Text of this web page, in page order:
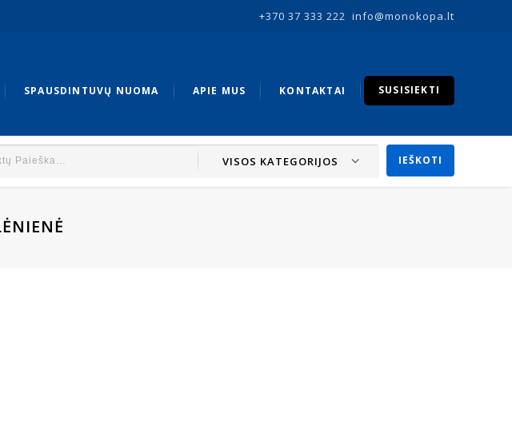
+370 37 333 222 info@monokopa.lt
SPAUSDINTUVŲ NUOMA APIE MUS KONTAKTAI SUSISIEKTI
VISOS KATEGORIJOS